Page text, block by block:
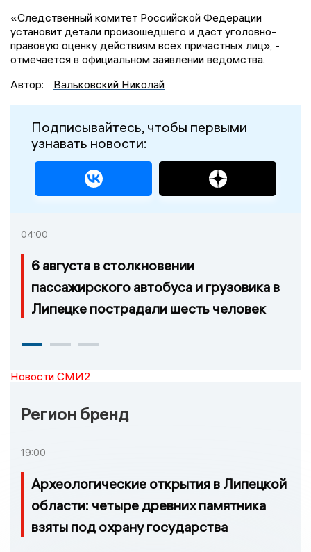
«Следственный комитет Российской Федерации
установит детали произошедшего и даст уголовно-
правовую оценку действиям всех причастных лиц», -
отмечается в официальном заявлении ведомства.
Автор:
Вальковский Николай
Подписывайтесь, чтобы первыми
узнавать новости:
04:00
6 августа в столкновении
пассажирского автобуса и грузовика в
Липецке пострадали шесть человек
Новости СМИ2
Регион бренд
19:00
Археологические открытия в Липецкой
области: четыре древних памятника
взяты под охрану государства